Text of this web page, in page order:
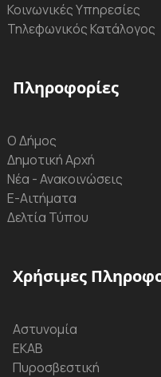
Κοινωνικές Υπηρεσίες
Τηλεφωνικός Κατάλογος
Πληροφορίες
Ο Δήμος
Δημοτική Αρχή
Νέα - Ανακοινώσεις
Ε-Αιτήματα
Δελτία Τύπου
Χρήσιμες
Αστυνομία
ΕΚΑΒ
Πυροσβεστική